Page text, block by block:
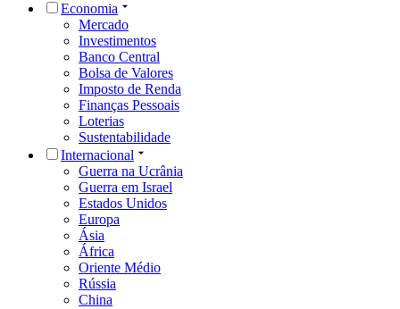
Economia
Mercado
Investimentos
Banco Central
Bolsa de Valores
Imposto de Renda
Finanças Pessoais
Loterias
Sustentabilidade
Internacional
Guerra na Ucrânia
Guerra em Israel
Estados Unidos
Europa
Ásia
África
Oriente Médio
Rússia
China